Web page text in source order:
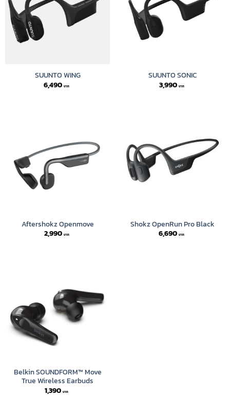
SUUNTO WING
6,490
SUUNTO SONIC
3,990
Aftershokz Openmove
2,990
Shokz OpenRun Pro Black
6,690
Belkin SOUNDFORM™ Move
True Wireless Earbuds
1,390